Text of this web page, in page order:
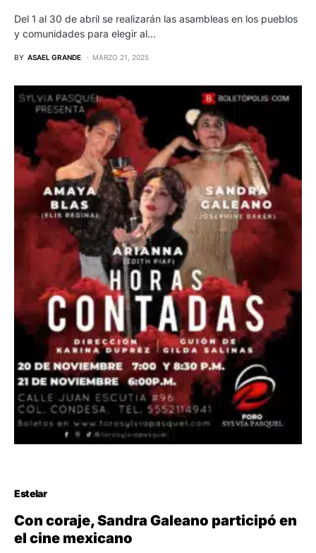
Del 1 al 30 de abril se realizarán las asambleas en los pueblos
y comunidades para elegir al…
BY ASAEL GRANDE MARZO 21, 2025
Estelar
Con coraje, Sandra Galeano participó en
el cine mexicano